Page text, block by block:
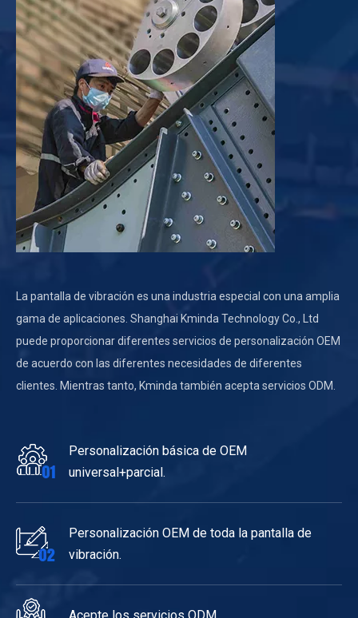
La pantalla de vibración es una industria especial con una amplia
gama de aplicaciones. Shanghai Kminda Technology Co., Ltd
puede proporcionar diferentes servicios de personalización OEM
de acuerdo con las diferentes necesidades de diferentes
clientes. Mientras tanto, Kminda también acepta servicios ODM.
Personalización básica de OEM
universal+parcial.
Personalización OEM de toda la pantalla de
vibración.